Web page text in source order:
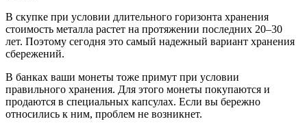
В скупке при условии длительного горизонта хранения
стоимость металла растет на протяжении последних 20–30
лет. Поэтому сегодня это самый надежный вариант хранения
сбережений.
В банках ваши монеты тоже примут при условии
правильного хранения. Для этого монеты покупаются и
продаются в специальных капсулах. Если вы бережно
относились к ним, проблем не возникнет.